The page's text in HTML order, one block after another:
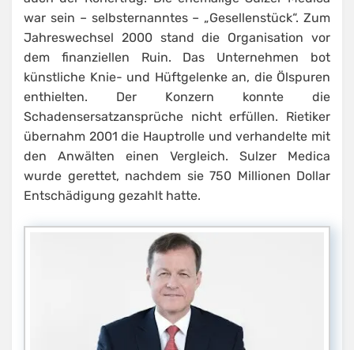
war sein – selbsternanntes – „Gesellenstück“. Zum
Jahreswechsel 2000 stand die Organisation vor
dem finanziellen Ruin. Das Unternehmen bot
künstliche Knie- und Hüftgelenke an, die Ölspuren
enthielten. Der Konzern konnte die
Schadensersatzansprüche nicht erfüllen. Rietiker
übernahm 2001 die Hauptrolle und verhandelte mit
den Anwälten einen Vergleich. Sulzer Medica
wurde gerettet, nachdem sie 750 Millionen Dollar
Entschädigung gezahlt hatte.